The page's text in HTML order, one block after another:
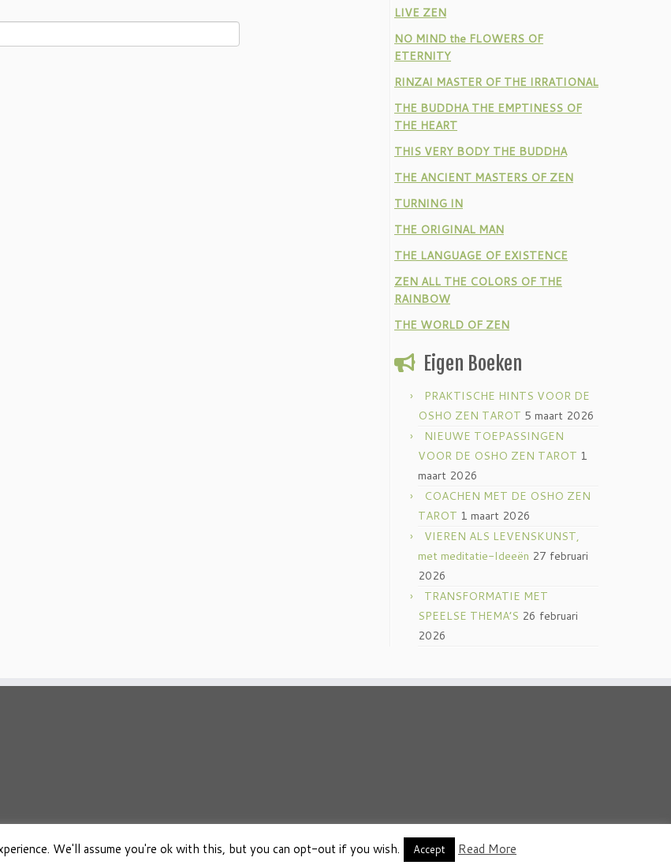
LIVE ZEN
NO MIND the FLOWERS OF
ETERNITY
RINZAI MASTER OF THE IRRATIONAL
THE BUDDHA THE EMPTINESS OF
THE HEART
THIS VERY BODY THE BUDDHA
THE ANCIENT MASTERS OF ZEN
TURNING IN
THE ORIGINAL MAN
THE LANGUAGE OF EXISTENCE
ZEN ALL THE COLORS OF THE
RAINBOW
THE WORLD OF ZEN
Eigen Boeken
PRAKTISCHE HINTS VOOR DE
OSHO ZEN TAROT 5 maart 2026
NIEUWE TOEPASSINGEN
VOOR DE OSHO ZEN TAROT 1
maart 2026
COACHEN MET DE OSHO ZEN
TAROT 1 maart 2026
VIEREN ALS LEVENSKUNST,
met meditatie-Ideeën 27 februari
2026
TRANSFORMATIE MET
SPEELSE THEMA’S 26 februari
2026
Boeken Besproken·Aangeboden door ·Ontworpen met deCustomizr thema ·
We'll assume you're ok with this, but you can opt-out if you wish. Accept Read More